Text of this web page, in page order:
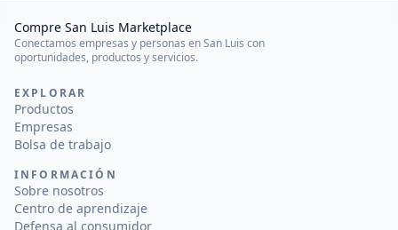
Compre San Luis Marketplace
Conectamos empresas y personas en San Luis con
oportunidades, productos y servicios.
EXPLORAR
Productos
Empresas
Bolsa de trabajo
INFORMACIÓN
Sobre nosotros
Centro de aprendizaje
Defensa al consumidor